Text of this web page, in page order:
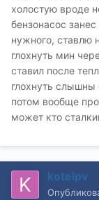
холостую вроде
бензонасос
нужного, ставлю
глохнуть мин
ставил после
глохнуть слышны
потом вообще
может кто
kotelpv